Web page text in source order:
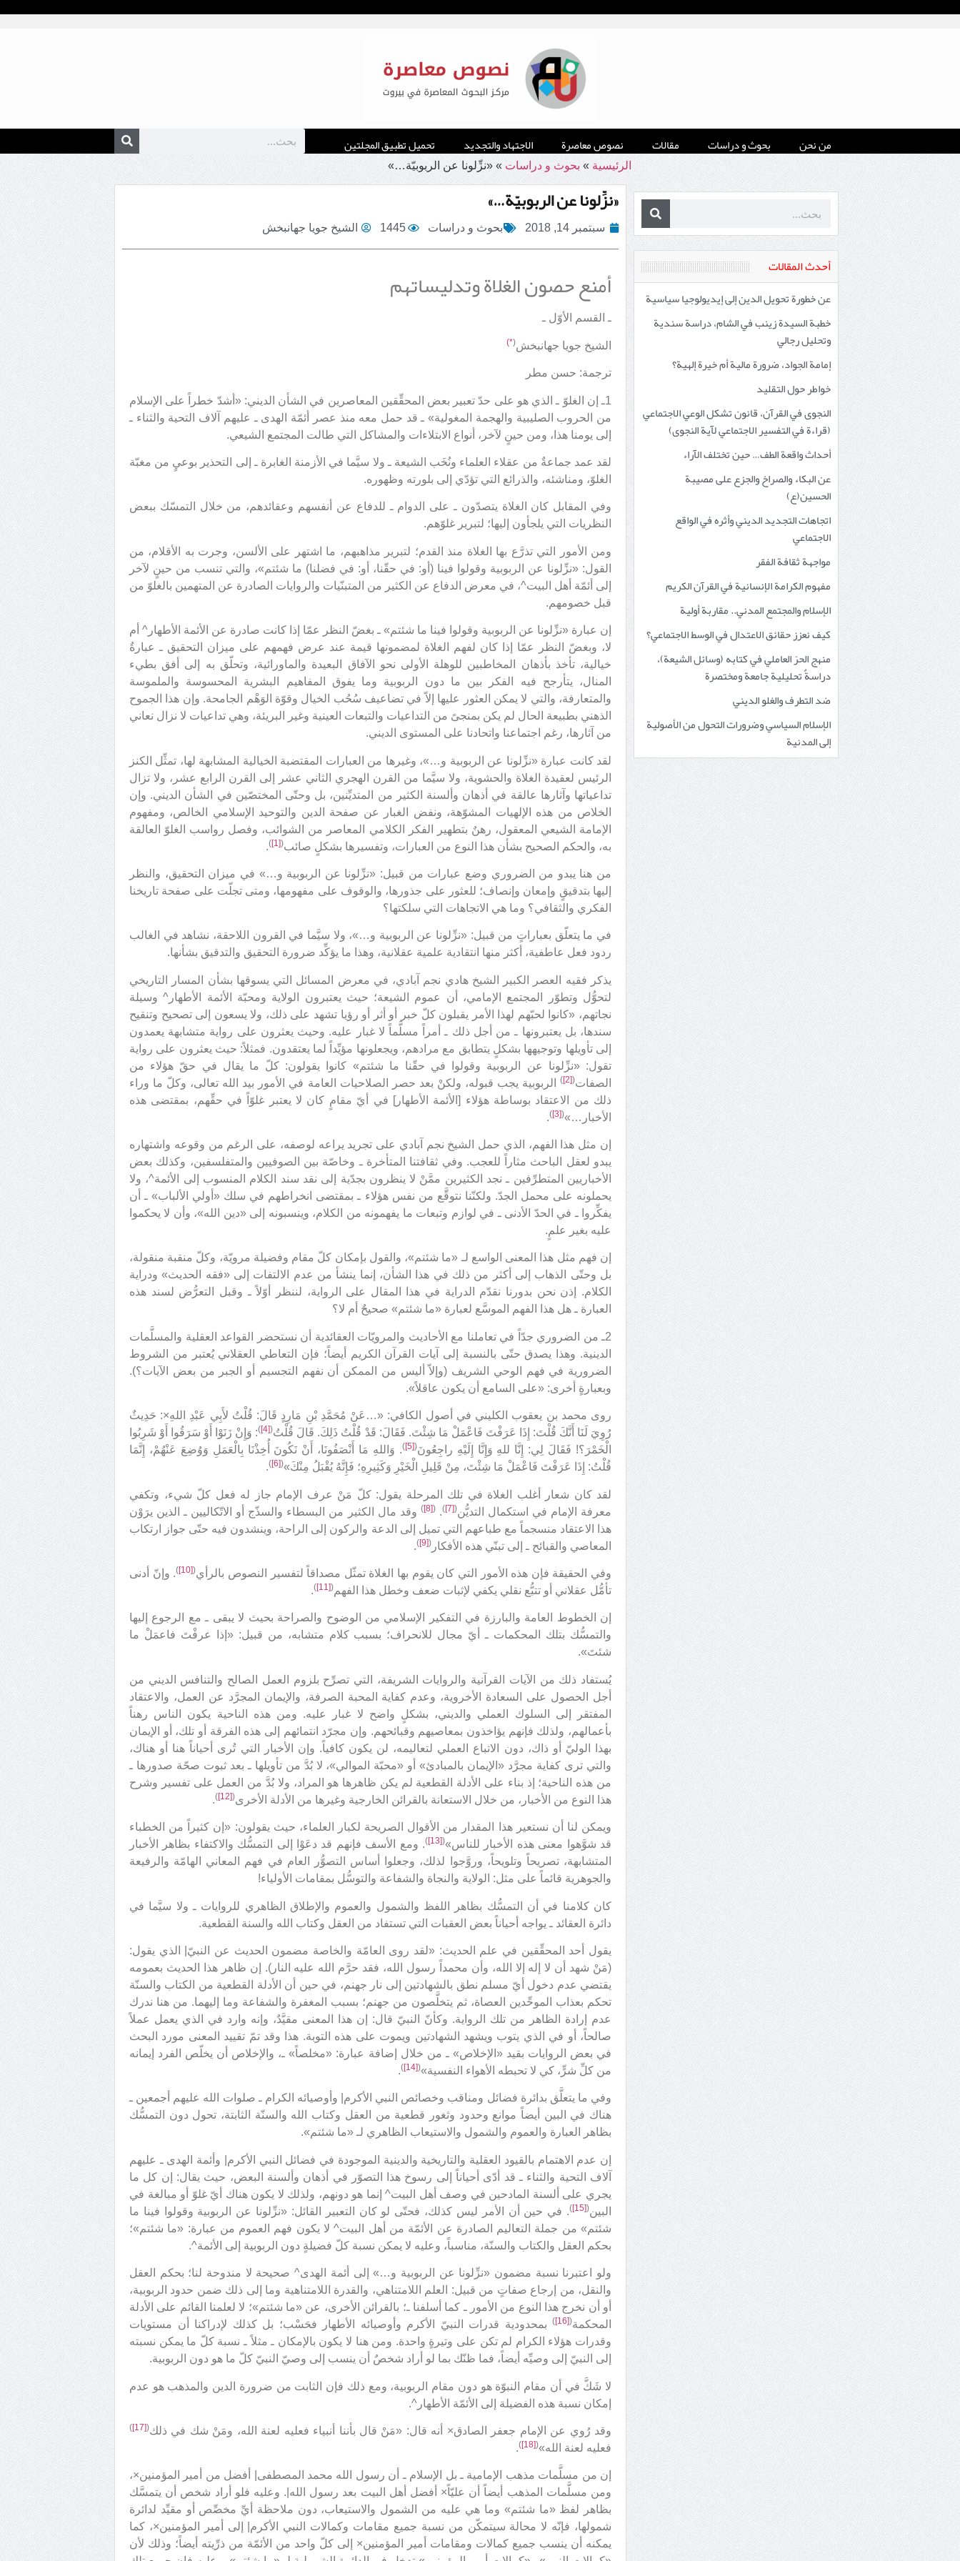
من نحن بحوث و دراسات مقالات نصوص معاصرة الاجتهاد والتجديد تحميل تطبيق المجلتين
الرئيسية » بحوث و دراسات » «نزِّلونا عن الربوبيّة…»
أحدث المقالات
عن خطورة تحويل الدين إلى إيديولوجيا سياسية
خطبة السيدة زينب في الشام، دراسة سندية
وتحليل رجالي
إمامة الجواد، ضرورة مالية أم خيرة إلهية؟
خواطر حول التقليد
النجوى في القرآن، قانون تشكل الوعي الاجتماعي
(قراءة في التفسير الاجتماعي لآية النجوى)
أحداث واقعة الطف… حين تختلف الآراء
عن البكاء والصراخ والجزع على مصيبة
الحسين(ع)
اتجاهات التجديد الديني وأثره في الواقع
الاجتماعي
مواجهة ثقافة الفقر
مفهوم الكرامة الإنسانية في القرآن الكريم
الإسلام والمجتمع المدني.. مقاربة أولية
كيف نعزز حقائق الاعتدال في الوسط الاجتماعي؟
منهج الحرّ العاملي في كتابه (وسائل الشيعة)،
دراسةٌ تحليلية جامعة ومختصرة
ضد التطرف والغلو الديني
الإسلام السياسي وضرورات التحول من الأصولية
إلى المدنية
«نزِّلونا عن الربوبيّة…»
سبتمبر 14, 2018 بحوث و دراسات 1445 الشيخ جويا جهانبخش
أمنع حصون الغلاة وتدليساتهم
ـ القسم الأوّل ـ
الشيخ جويا جهانبخش(
*)
ترجمة: حسن مطر
1ـ إن الغلوّ ـ الذي هو على حدّ تعبير بعض المحقِّقين المعاصرين في الشأن الديني: «أشدّ خطراً على الإسلام
من الحروب الصليبية والهجمة المغولية» ـ قد حمل معه منذ عصر أئمّة الهدى ـ عليهم آلاف التحية والثناء ـ
إلى يومنا هذا، ومن حينٍ لآخر، أنواع الابتلاءات والمشاكل التي طالت المجتمع الشيعي.
لقد عمد جماعةٌ من عقلاء العلماء ونُخَب الشيعة ـ ولا سيَّما في الأزمنة الغابرة ـ إلى التحذير بوعيٍ من مغبّة
الغلوّ، ومناشئه، والذرائع التي تؤدّي إلى بلورته وظهوره.
وفي المقابل كان الغلاة يتصدّون ـ على الدوام ـ للدفاع عن أنفسهم وعقائدهم، من خلال التمسّك ببعض
النظريات التي يلجأون إليها؛ لتبرير غلوّهم.
ومن الأمور التي تذرَّع بها الغلاة منذ القدم؛ لتبرير مذاهبهم، ما اشتهر على الألسن، وجرت به الأقلام، من
القول: «نزِّلونا عن الربوبية وقولوا فينا (أو: في حقّنا، أو: في فضلنا) ما شئتم»، والتي تنسب من حينٍ لآخر
إلى أئمّة أهل البيت^، في معرض الدفاع عن الكثير من المتبنّيات والروايات الصادرة عن المتهمين بالغلوّ من
قبل خصومهم.
إن عبارة «نزِّلونا عن الربوبية وقولوا فينا ما شئتم» ـ بغضّ النظر عمّا إذا كانت صادرة عن الأئمة الأطهار^ أم
لا، وبغضّ النظر عمّا إذا كان لفهم الغلاة لمضمونها قيمة عند عرض فهمهم على ميزان التحقيق ـ عبارةٌ
خيالية، تأخذ بأذهان المخاطبين للوهلة الأولى نحو الآفاق البعيدة والماورائية، وتحلّق به إلى أفق بطيء
المنال، يتأرجح فيه الفكر بين ما دون الربوبية وما يفوق المفاهيم البشرية المحسوسة والملموسة
والمتعارفة، والتي لا يمكن العثور عليها إلاّ في تضاعيف سُحُب الخيال وقوّة الوَهْم الجامحة. وإن هذا الجموح
الذهني بطبيعة الحال لم يكن بمنجىً من التداعيات والتبعات العينية وغير البريئة، وهي تداعيات لا نزال نعاني
من آثارها، رغم اجتماعنا واتحادنا على المستوى الديني.
لقد كانت عبارة «نزِّلونا عن الربوبية و…»، وغيرها من العبارات المقتضبة الخيالية المشابهة لها، تمثِّل الكنز
الرئيس لعقيدة الغلاة والحشوية، ولا سيَّما من القرن الهجري الثاني عشر إلى القرن الرابع عشر، ولا تزال
تداعياتها وآثارها عالقة في أذهان وألسنة الكثير من المتديِّنين، بل وحتّى المختصّين في الشأن الديني. وإن
الخلاص من هذه الإلهيات المشوّهة، ونفض الغبار عن صفحة الدين والتوحيد الإسلامي الخالص، ومفهوم
الإمامة الشيعي المعقول، رهنٌ بتطهير الفكر الكلامي المعاصر من الشوائب، وفصل رواسب الغلوّ العالقة
به، والحكم الصحيح بشأن هذا النوع من العبارات، وتفسيرها بشكلٍ صائب(
[1]
)
.
من هنا يبدو من الضروري وضع عبارات من قبيل: «نزِّلونا عن الربوبية و…» في ميزان التحقيق، والنظر
إليها بتدقيقٍ وإمعان وإنصاف؛ للعثور على جذورها، والوقوف على مفهومها، ومتى تجلّت على صفحة تاريخنا
الفكري والثقافي؟ وما هي الاتجاهات التي سلكتها؟
في ما يتعلّق بعباراتٍ من قبيل: «نزِّلونا عن الربوبية و…»، ولا سيَّما في القرون اللاحقة، نشاهد في الغالب
ردود فعل عاطفية، أكثر منها انتقادية علمية عقلانية، وهذا ما يؤكِّد ضرورة التحقيق والتدقيق بشأنها.
يذكر فقيه العصر الكبير الشيخ هادي نجم آبادي، في معرض المسائل التي يسوقها بشأن المسار التاريخي
لتحوُّل وتطوّر المجتمع الإمامي، أن عموم الشيعة؛ حيث يعتبرون الولاية ومحبّة الأئمة الأطهار^ وسيلة
نجاتهم، «كانوا لحبّهم لهذا الأمر يقبلون كلّ خبر أو أثر أو رؤيا تشهد على ذلك، ولا يسعون إلى تصحيح وتنقيح
سندها، بل يعتبرونها ـ من أجل ذلك ـ أمراً مسلَّماً لا غبار عليه. وحيث يعثرون على رواية متشابهة يعمدون
إلى تأويلها وتوجيهها بشكلٍ يتطابق مع مرادهم، ويجعلونها مؤيِّداً لما يعتقدون. فمثلاً: حيث يعثرون على رواية
تقول: «نزِّلونا عن الربوبية وقولوا في حقّنا ما شئتم» كانوا يقولون: كلّ ما يقال في حقّ هؤلاء من
الصفات(
[2]
)الربوبية يجب قبوله، ولكنْ بعد حصر الصلاحيات العامة في الأمور بيد الله تعالى، وكلّ ما وراء
ذلك من الاعتقاد بوساطة هؤلاء [الأئمة الأطهار] في أيّ مقامٍ كان لا يعتبر غلوّاً في حقِّهم، بمقتضى هذه
الأخبار…»(
[3]
)
.
إن مثل هذا الفهم، الذي حمل الشيخ نجم آبادي على تجريد يراعه لوصفه، على الرغم من وقوعه واشتهاره
يبدو لعقل الباحث مثاراً للعجب. وفي ثقافتنا المتأخرة ـ وخاصّة بين الصوفيين والمتفلسفين، وكذلك بعض
الأخباريين المتطرِّفين ـ نجد الكثيرين ممَّنْ لا ينظرون بجدّية إلى نقد سند الكلام المنسوب إلى الأئمة^، ولا
يحملونه على محمل الجدّ. ولكنّنا نتوقَّع من نفس هؤلاء ـ بمقتضى انخراطهم في سلك «أولي الألباب» ـ أن
يفكِّروا ـ في الحدّ الأدنى ـ في لوازم وتبعات ما يفهمونه من الكلام، وينسبونه إلى «دين الله»، وأن لا يحكموا
عليه بغير علمٍ.
إن فهم مثل هذا المعنى الواسع لـ «ما شئتم»، والقول بإمكان كلّ مقام وفضيلة مرويّة، وكلّ منقبة منقولة،
بل وحتّى الذهاب إلى أكثر من ذلك في هذا الشأن، إنما ينشأ من عدم الالتفات إلى «فقه الحديث» ودراية
الكلام. إذن نحن بدورنا نقدّم الدراية في هذا المقال على الرواية، لننظر أوّلاً ـ وقبل التعرُّض لسند هذه
العبارة ـ هل هذا الفهم الموسَّع لعبارة «ما شئتم» صحيحٌ أم لا؟
2ـ من الضروري جدّاً في تعاملنا مع الأحاديث والمرويّات العقائدية أن نستحضر القواعد العقلية والمسلَّمات
الدينية. وهذا يصدق حتّى بالنسبة إلى آيات القرآن الكريم أيضاً؛ فإن التعاطي العقلاني يُعتبر من الشروط
الضرورية في فهم الوحي الشريف (وإلاّ أليس من الممكن أن نفهم التجسيم أو الجبر من بعض الآيات؟).
وبعبارةٍ أخرى: «على السامع أن يكون عاقلاً».
روى محمد بن يعقوب الكليني في أصول الكافي: «…عَنْ مُحَمَّدِ بْنِ مَارِدٍ قَالَ: قُلْتُ لأَبِي عَبْدِ اللهِ×: حَدِيثٌ
رُوِيَ لَنَا أَنَّكَ قُلْتَ: إِذَا عَرَفْتَ فَاعْمَلْ مَا شِئْتَ. فَقَالَ: قَدْ قُلْتُ ذَلِكَ. قَالَ قُلْتُ(
[4]
): وَإِنْ زَنَوْا أَوْ سَرَقُوا أَوْ شَرِبُوا
الْخَمْرَ؟! فَقَالَ لِي: إِنَّا للهِ وَإِنَّا إِلَيْهِ راجِعُونَ(
[5]
). وَاللهِ مَا أَنْصَفُونَا، أَنْ نَكُونَ أُخِذْنَا بِالْعَمَلِ وَوُضِعَ عَنْهُمْ، إِنَّمَا
قُلْتُ: إِذَا عَرَفْتَ فَاعْمَلْ مَا شِئْتَ، مِنْ قَلِيلِ الْخَيْرِ وَكَثِيرِهِ؛ فَإِنَّهُ يُقْبَلُ مِنْكَ»(
[6]
)
.
لقد كان شعار أغلب الغلاة في تلك المرحلة يقول: كلّ مَنْ عرف الإمام جاز له فعل كلّ شيء، وتكفي
معرفة الإمام في استكمال التديُّن(
[7]
)
.
(
[8]
) وقد مال الكثير من البسطاء والسذّج أو الاتّكاليين ـ الذين يرَوْن
هذا الاعتقاد منسجماً مع طباعهم التي تميل إلى الدعة والركون إلى الراحة، وينشدون فيه حتّى جواز ارتكاب
المعاصي والقبائح ـ إلى تبنّي هذه الأفكار (
[9]
)
.
وفي الحقيقة فإن هذه الأمور التي كان يقوم بها الغلاة تمثّل مصداقاً لتفسير النصوص بالرأي(
[10]
). وإنّ أدنى
تأمُّل عقلاني أو تتبُّع نقلي يكفي لإثبات ضعف وخطل هذا الفهم(
[11]
)
.
إن الخطوط العامة والبارزة في التفكير الإسلامي من الوضوح والصراحة بحيث لا يبقى ـ مع الرجوع إليها
والتمسُّك بتلك المحكمات ـ أيّ مجال للانحراف؛ بسبب كلام متشابه، من قبيل: «إذا عرفْتَ فاعمَلْ ما
شئتَ».
يُستفاد ذلك من الآيات القرآنية والروايات الشريفة، التي تصرِّح بلزوم العمل الصالح والتنافس الديني من
أجل الحصول على السعادة الأخروية، وعدم كفاية المحبة الصرفة، والإيمان المجرَّد عن العمل، والاعتقاد
المفتقر إلى السلوك العملي والديني، بشكلٍ واضح لا غبار عليه. ومن هذه الناحية يكون الناس رهناً
بأعمالهم، ولذلك فإنهم يؤاخذون بمعاصيهم وقبائحهم. وإن مجرّد انتمائهم إلى هذه الفرقة أو تلك، أو الإيمان
بهذا الوليّ أو ذاك، دون الاتباع العملي لتعاليمه، لن يكون كافياً. وإن الأخبار التي تُرى أحياناً هنا أو هناك،
والتي ترى كفاية مجرَّد «الإيمان بالمبادئ» أو «محبّة الموالي»، لا بُدَّ من تأويلها ـ بعد ثبوت صحّة صدورها ـ
من هذه الناحية؛ إذ بناء على الأدلة القطعية لم يكن ظاهرها هو المراد، ولا بُدَّ من العمل على تفسير وشرح
هذا النوع من الأخبار، من خلال الاستعانة بالقرائن الخارجية وغيرها من الأدلة الأخرى(
[12]
)
.
ويمكن لنا أن نستعير هذا المقدار من الأقوال الصريحة لكبار العلماء، حيث يقولون: «إن كثيراً من الخطباء
قد شوَّهوا معنى هذه الأخبار للناس»(
[13]
). ومع الأسف فإنهم قد دعَوْا إلى التمسُّك والاكتفاء بظاهر الأخبار
المتشابهة، تصريحاً وتلويحاً، وروَّجوا لذلك، وجعلوا أساس التصوُّر العام في فهم المعاني الهامّة والرفيعة
والجوهرية قائماً على مثل: الولاية والنجاة والشفاعة والتوسُّل بمقامات الأولياء!
كان كلامنا في أن التمسُّك بظاهر اللفظ والشمول والعموم والإطلاق الظاهري للروايات ـ ولا سيَّما في
دائرة العقائد ـ يواجه أحياناً بعض العقبات التي تستفاد من العقل وكتاب الله والسنة القطعية.
يقول أحد المحقِّقين في علم الحديث: «لقد روى العامّة والخاصة مضمون الحديث عن النبيّ| الذي يقول:
(مَنْ شهد أن لا إله إلا الله، وأن محمداً رسول الله، فقد حرَّم الله عليه النار). إن ظاهر هذا الحديث بعمومه
يقتضي عدم دخول أيّ مسلم نطق بالشهادتين إلى نار جهنم، في حين أن الأدلة القطعية من الكتاب والسنّة
تحكم بعذاب الموحِّدين العصاة، ثم يتخلَّصون من جهنم؛ بسبب المغفرة والشفاعة وما إليهما. من هنا ندرك
عدم إرادة الظاهر من تلك الرواية. وكأنّ النبيّ قال: إن هذا المعنى مقيَّدٌ، وإنه وارد في الذي يعمل عملاً
صالحاً، أو في الذي يتوب ويشهد الشهادتين ويموت على هذه التوبة. هذا وقد تمّ تقييد المعنى مورد البحث
في بعض الروايات بقيد «الإخلاص» ـ من خلال إضافة عبارة: «مخلصاً» ـ، والإخلاص أن يخلّص الفرد إيمانه
من كلِّ شرٍّ، كي لا تحبطه الأهواء النفسية»(
[14]
)
.
وفي ما يتعلَّق بدائرة فضائل ومناقب وخصائص النبي الأكرم| وأوصيائه الكرام ـ صلوات الله عليهم أجمعين ـ
هناك في البين أيضاً موانع وحدود وثغور قطعية من العقل وكتاب الله والسنّة الثابتة، تحول دون التمسُّك
بظاهر العبارة والعموم والشمول والاستيعاب الظاهري لـ «ما شئتم».
إن عدم الاهتمام بالقيود العقلية والتاريخية والدينية الموجودة في فضائل النبي الأكرم| وأئمة الهدى ـ عليهم
آلاف التحية والثناء ـ قد أدّى أحياناً إلى رسوخ هذا التصوّر في أذهان وألسنة البعض، حيث يقال: إن كل ما
يجري على ألسنة المادحين في وصف أهل البيت^ إنما هو دونهم، ولذلك لا يكون هناك أيّ غلوّ أو مبالغة في
البين(
[15]
). في حين أن الأمر ليس كذلك، فحتّى لو كان التعبير القائل: «نزِّلونا عن الربوبية وقولوا فينا ما
شئتم» من جملة التعاليم الصادرة عن الأئمّة من أهل البيت^ لا يكون فهم العموم من عبارة: «ما شئتم»؛
بحكم العقل والكتاب والسنّة، مناسباً، وعليه لا يمكن نسبة كلّ فضيلةٍ دون الربوبية إلى الأئمة^.
ولو اعتبرنا نسبة مضمون «نزِّلونا عن الربوبية و…» إلى أئمة الهدى^ صحيحة لا مندوحة لنا؛ بحكم العقل
والنقل، من إرجاع صفاتٍ من قبيل: العلم اللامتناهي، والقدرة اللامتناهية وما إلى ذلك ضمن حدود الربوبية،
أو أن نخرج هذا النوع من الأمور ـ كما أسلفنا ـ؛ بالقرائن الأخرى، عن «ما شئتم»؛ لا لعلمنا القائم على الأدلة
المحكمة(
[16]
)بمحدودية قدرات النبيّ الأكرم وأوصيائه الأطهار فحَسْب؛ بل كذلك لإدراكنا أن مستويات
وقدرات هؤلاء الكرام لم تكن على وتيرةٍ واحدة. ومن هنا لا يكون بالإمكان ـ مثلاً ـ نسبة كلّ ما يمكن نسبته
إلى النبيّ إلى وصيِّه أيضاً، فما ظنّك بما لو أراد شخصٌ أن ينسب إلى وصيّ النبيّ كلّ ما هو دون الربوبية.
لا شَكَّ في أن مقام النبوّة هو دون مقام الربوبية، ومع ذلك فإن الثابت من ضرورة الدين والمذهب هو عدم
إمكان نسبة هذه الفضيلة إلى الأئمّة الأطهار^.
وقد رُوي عن الإمام جعفر الصادق× أنه قال: «مَنْ قال بأننا أنبياء فعليه لعنة الله، ومَنْ شك في ذلك(
[17]
)
فعليه لعنة الله»(
[18]
)
.
إن من مسلَّمات مذهب الإمامية ـ بل الإسلام ـ أن رسول الله محمد المصطفى| أفضل من أمير المؤمنين×،
ومن مسلَّمات المذهب أيضاً أن عليّاً× أفضل أهل البيت بعد رسول الله|. وعليه فلو أراد شخص أن يتمسَّك
بظاهر لفظ «ما شئتم» وما هي عليه من الشمول والاستيعاب، دون ملاحظة أيِّ مخصِّص أو مقيِّد لدائرة
شمولها، فإنّه لا محالة سيتمكّن من نسبة جميع مقامات وكمالات النبي الأكرم| إلى أمير المؤمنين×، كما
يمكنه أن ينسب جميع كمالات ومقامات أمير المؤمنين× إلى كلّ واحد من الأئمّة من ذرِّيته أيضاً؛ وذلك لأن